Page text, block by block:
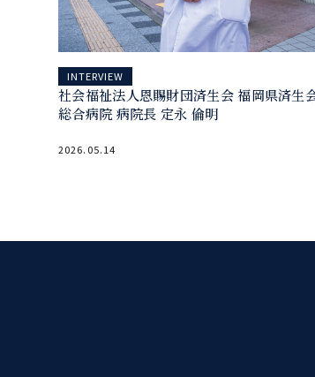
INTERVIEW
社会福祉法人恩賜財団済生会 福岡県済生
総合病院 病院長 定永 倫明
2026.05.14